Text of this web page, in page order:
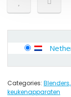
Categories:
keukenapparaten